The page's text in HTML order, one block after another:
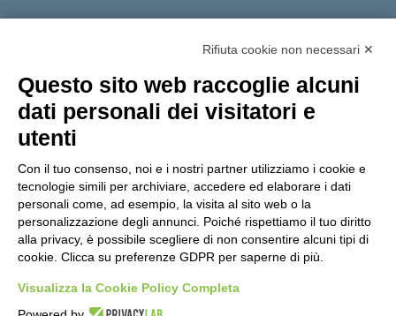
Tutti gli argomenti
Amministrazione Trasparente
Privacy Policy
Dichiarazione di accessibilitàObiettivi di accessibilità
Seguici su:
Indirizzo:Via Gaetano Donizetti 30, Collegno
Centralino:0114053925 Email: toic8cg002@istruzione.it
Posta elettronica certificata (PEC):toic8cg002@pec.istruzione.it
Codice fiscale: 95641450010
Codice Indice delle Pubbliche Amministrazioni (IPA): D0ZZDV0V
Codice unico di fatturazione (CUF): FJDH3Z
Rifiuta cookie non necessari ✕
Questo sito web raccoglie alcuni
dati personali dei visitatori e
utenti
Con il tuo consenso, noi e i nostri partner utilizziamo i cookie e
tecnologie simili per archiviare, accedere ed elaborare i dati
personali come, ad esempio, la visita al sito web o la
personalizzazione degli annunci. Poiché rispettiamo il tuo diritto
alla privacy, è possibile scegliere di non consentire alcuni tipi di
cookie. Clicca su preferenze GDPR per saperne di più.
Visualizza la Cookie Policy Completa